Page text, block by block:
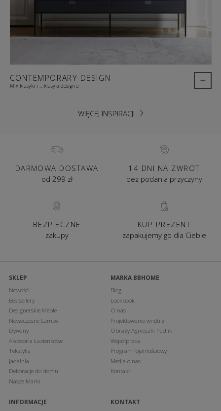
CONTEMPORARY DESIGN
Mix klasyki i ... klasyki designu +
WIĘCEJ INSPIRACJI
DARMOWA DOSTAWA
od 299 zł
14 DNI NA ZWROT
bez podania przyczyny
BEZPIECZNE
zakupy
KUP PREZENT
zapakujemy go dla Ciebie
SKLEP
Nowości
Bestsellery
Designerskie Meble
Nowoczesne Lampy
Dywany
Akcesoria Łazienkowe
Tekstylia
Jadalnia
Dekoracje do domu
Nasze Marki
MARKA BBHOME
Blog
Lookbook
O nas
Projektowanie wnętrz
Obrazy Agnieszki Pudlik
Współpraca
Program lojalnościowy
Media o nas
Kontakt
INFORMACJE
KONTAKT